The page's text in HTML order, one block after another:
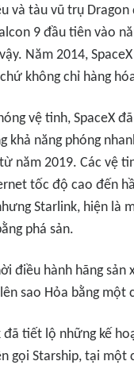
và tàu vũ trụ
9 đầu tiên vào
Năm 2014,
không chỉ hàng
vệ tinh, SpaceX
khả năng phóng
năm 2019. Các vệ
tốc độ cao đến
Starlink, hiện là
phá sản.
điều hành hãng sản
sao Hỏa bằng
đã tiết lộ những kế
gọi Starship, tại một